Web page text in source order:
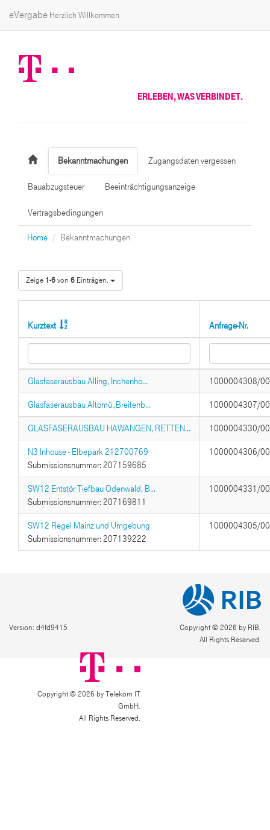
eVergabe Herzlich Willkommen
ERLEBEN, WAS VERBINDET.
Bekanntmachungen Zugangsdaten vergessen
Bauabzugsteuer Beeinträchtigungsanzeige
Vertragsbedingungen
Home Bekanntmachungen
Zeige 1-6von 6 Einträgen.
Kurztext Anfrage-Nr.
Glasfaserausbau Alling, Inchenho... 1000004308/
Glasfaserausbau Altomü.,Breitenb... 1000004307/
GLASFASERAUSBAU HAWANGEN, RETTEN... 1000004330/
N3 Inhouse - Elbepark 212700769
Submissionsnummer: 207159685
1000004306/
SW12 Entstör Tiefbau Odenwald, B...
Submissionsnummer: 207169811
1000004331/
SW12 Regel Mainz und Umgebung
Submissionsnummer: 207139222
1000004305/
Version: d4fd9415
Copyright © 2026 by RIB.
All Rights Reserved.
Copyright © 2026 by Telekom IT
GmbH.
All Rights Reserved.